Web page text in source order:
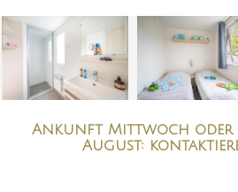
Ankunft Mittwoch oder
August: